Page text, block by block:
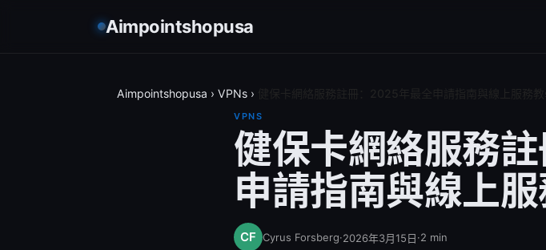
Aimpointshopusa
Aimpointshopusa › VPNs ›
VPNS
健保卡網絡服務
申請指南與線上
Cyrus Forsberg·2026年3月15日·2 min